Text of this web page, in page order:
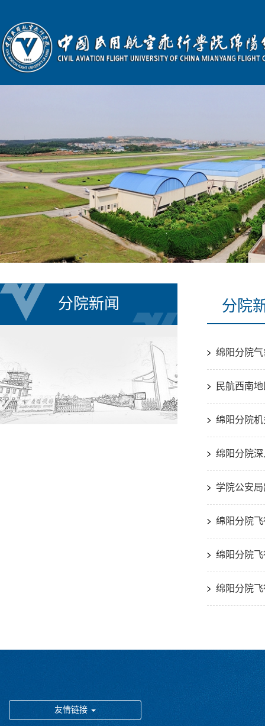
分院新闻 分院
绵阳分院
民航西南
绵阳分院
绵阳分院
学院公安
绵阳分院
绵阳分院
绵阳分院
友情链接